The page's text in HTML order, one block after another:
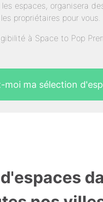
espaces, organisera
propriétaires pour vous.
à Space to Pop
moi ma sélection